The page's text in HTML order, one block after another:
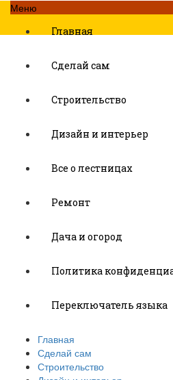
Меню
Главная
Сделай сам
Строительство
Дизайн и интерьер
Все о лестницах
Ремонт
Дача и огород
Политика
Переключатель языка
Главная
Сделай сам
Строительство